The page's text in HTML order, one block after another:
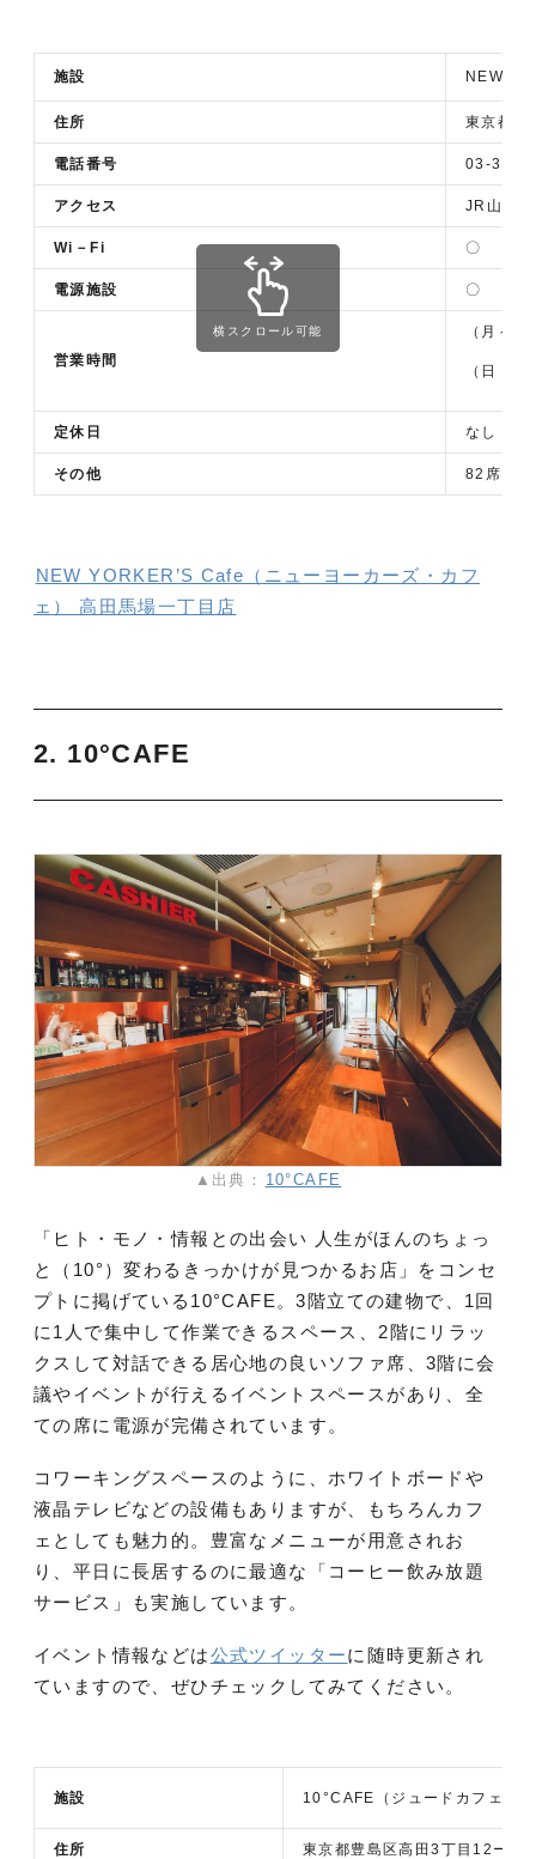
施設 NEW
住所 東京都新
電話番号 03-
アクセス JR山手
Wi－Fi 〇
電源施設 〇
営業時間
（月～
（日・
定休日 なし
その他 82席（
横スクロール可能
NEW YORKER’S Cafe（ニューヨーカーズ・カフ
ェ） 高田馬場一丁目店
2. 10°CAFE
▲出典： 10°CAFE
「ヒト・モノ・情報との出会い 人生がほんのちょっ
と（10°）変わるきっかけが見つかるお店」をコンセ
プトに掲げている10°CAFE。3階立ての建物で、1回
に1人で集中して作業できるスペース、2階にリラッ
クスして対話できる居心地の良いソファ席、3階に会
議やイベントが行えるイベントスペースがあり、全
ての席に電源が完備されています。
コワーキングスペースのように、ホワイトボードや
液晶テレビなどの設備もありますが、もちろんカフ
ェとしても魅力的。豊富なメニューが用意されお
り、平日に長居するのに最適な「コーヒー飲み放題
サービス」も実施しています。
イベント情報などは公式ツイッターに随時更新され
ていますので、ぜひチェックしてみてください。
施設 10°CAFE（ジュードカフェ）
住所 東京都豊島区高田3丁目12ー8